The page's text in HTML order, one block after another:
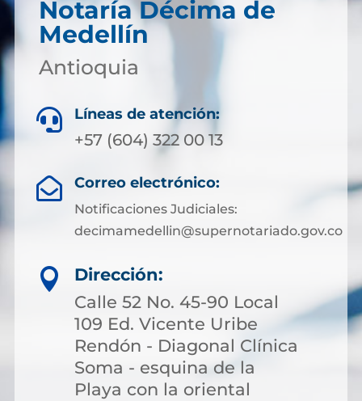
Notaría Décima de
Medellín
Antioquia
 Líneas de atención:
+57 (604) 322 00 13
 Correo electrónico:
Notificaciones Judiciales:
decimamedellin@supernotariado.gov.co

Dirección:
Calle 52 No. 45-90 Local
109 Ed. Vicente Uribe
Rendón - Diagonal Clínica
Soma - esquina de la
Playa con la oriental